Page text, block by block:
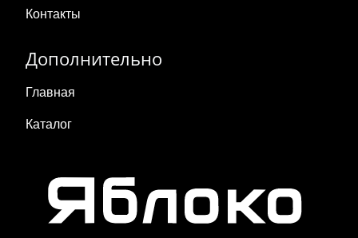
Контакты
Дополнительно
Главная
Каталог